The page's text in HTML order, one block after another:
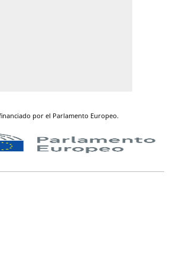
por el Parlamento Europeo.